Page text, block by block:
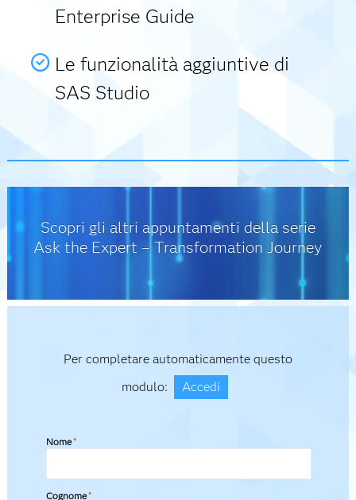
Enterprise Guide
Le funzionalità aggiuntive di
SAS Studio
Scopri gli altri appuntamenti della serie
Ask the Expert – Transformation Journey
Per completare automaticamente questo
modulo:
Accedi
Nome*
Cognome*